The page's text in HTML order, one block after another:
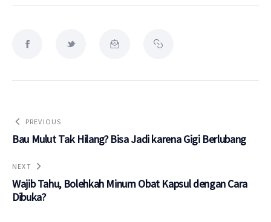
PREVIOUS
Bau Mulut Tak Hilang? Bisa Jadi karena Gigi Berlubang
NEXT
Wajib Tahu, Bolehkah Minum Obat Kapsul dengan Cara
Dibuka?